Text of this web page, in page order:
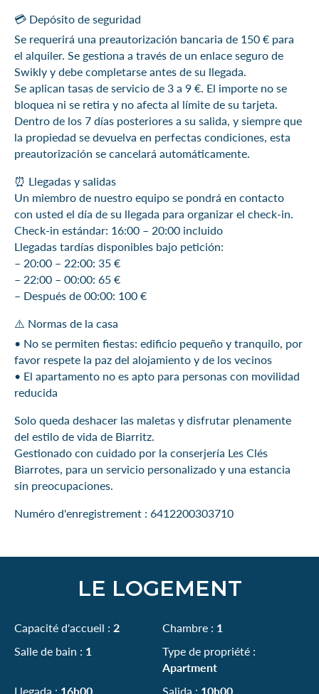
💳 Depósito de seguridad
Se requerirá una preautorización bancaria de 150 € para
el alquiler. Se gestiona a través de un enlace seguro de
Swikly y debe completarse antes de su llegada.
Se aplican tasas de servicio de 3 a 9 €. El importe no se
bloquea ni se retira y no afecta al límite de su tarjeta.
Dentro de los 7 días posteriores a su salida, y siempre que
la propiedad se devuelva en perfectas condiciones, esta
preautorización se cancelará automáticamente.
⏰ Llegadas y salidas
Un miembro de nuestro equipo se pondrá en contacto
con usted el día de su llegada para organizar el check-in.
Check-in estándar: 16:00 – 20:00 incluido
Llegadas tardías disponibles bajo petición:
– 20:00 – 22:00: 35 €
– 22:00 – 00:00: 65 €
– Después de 00:00: 100 €
⚠️ Normas de la casa
•⁠ No se permiten fiestas: edificio pequeño y tranquilo, por
favor respete la paz del alojamiento y de los vecinos
•⁠ El apartamento no es apto para personas con movilidad
reducida
Solo queda deshacer las maletas y disfrutar plenamente
del estilo de vida de Biarritz.
Gestionado con cuidado por la conserjería Les Clés
Biarrotes, para un servicio personalizado y una estancia
sin preocupaciones.
Numéro d'enregistrement : 6412200303710
LE LOGEMENT
Capacité d'accueil : 2 Chambre : 1
Salle de bain : 1
Type de propriété :
Apartment
Llegada : 16h00 Salida : 10h00